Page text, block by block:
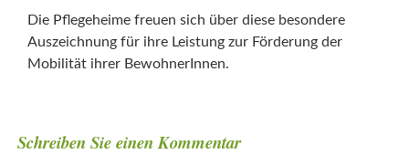
Die Pflegeheime freuen sich über diese besondere
Auszeichnung für ihre Leistung zur Förderung der
Mobilität ihrer BewohnerInnen.
Schreiben Sie einen Kommentar